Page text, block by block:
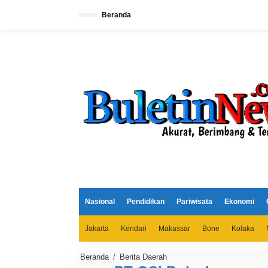
Beranda
Nasional Pendidikan Pariwisata Ekonomi
Jakarta Kendari Makassar Bone Kolaka
Beranda / Berita Daerah
T